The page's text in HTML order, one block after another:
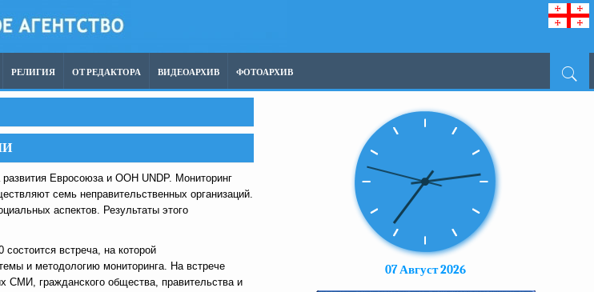
РЕЛИГИЯ ОТ РЕДАКТОРА ВИДЕОАРХИВ ФОТОАРХИВ
Евросоюза и ООН UNDP. Мониторинг
семь неправительственных организаций.
аспектов. Результаты этого
встреча, на которой
и методологию мониторинга. На встрече
СМИ, гражданского общества, правительства и
07 Август 2026